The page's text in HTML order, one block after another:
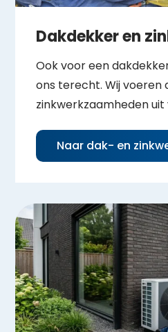
Dakdekker en
Ook voor een
ons terecht. Wij voeren
zinkwerkzaamheden uit
Naar dak- en